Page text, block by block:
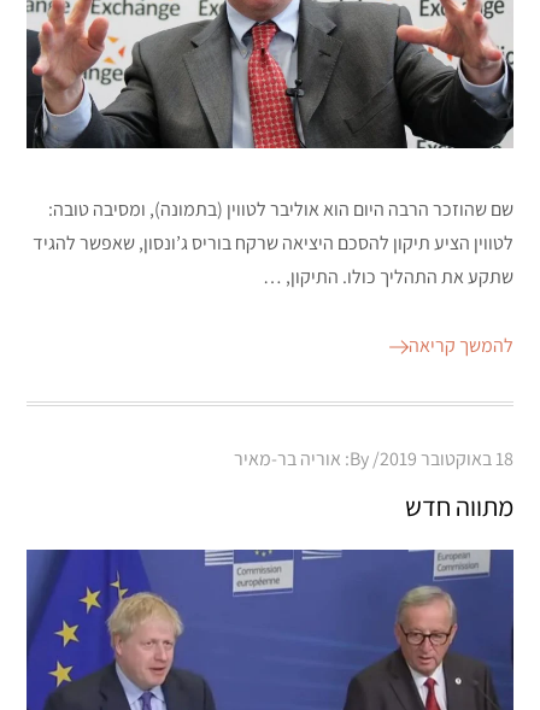
שם שהוזכר הרבה היום הוא אוליבר לטווין (בתמונה), ומסיבה טובה:
לטווין הציע תיקון להסכם היציאה שרקח בוריס ג’ונסון, שאפשר להגיד
שתקע את התהליך כולו. התיקון, …
להמשך קריאה
Posted
18 באוקטובר 2019 By: אוריה בר-מאיר
מתווה חדש